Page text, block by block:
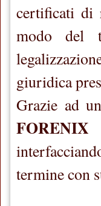
certificati di
modo del
giuridica
Grazie ad
FORENIX
termine con